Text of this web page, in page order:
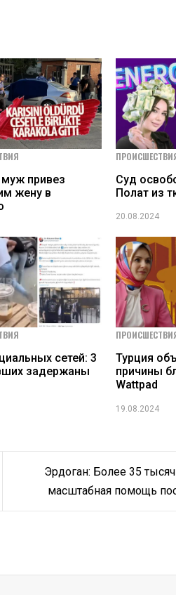
привез
жену в
Суд
Полат из
20.08.2024
сетей: 3
задержаны
Турция
причины
Wattpad
19.08.2024
Эрдоган: Более 35
масштабная помощь